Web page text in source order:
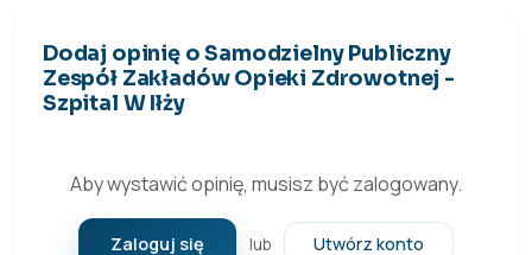
Dodaj opinię o Samodzielny Publiczny
Zespół Zakładów Opieki Zdrowotnej -
Szpital W Iłży
Aby wystawić opinię, musisz być zalogowany.
Zaloguj się lub Utwórz konto